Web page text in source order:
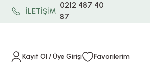
İLETİŞİM
0212 487 40
87
Kayıt Ol / Üye Girişi Favorilerim